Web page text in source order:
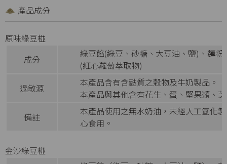
產品成分
原味綠豆椪
成分
綠豆餡(綠豆、砂糖、大豆油、鹽)、麵
(紅心蘿蔔萃取物)
過敏源
本產品含有含麩質之穀物及牛奶製品。
本產品與其他含有花生、蛋、堅果類、
備註
本產品使用之無水奶油，未經人工氫化
心食用。
金沙綠豆椪